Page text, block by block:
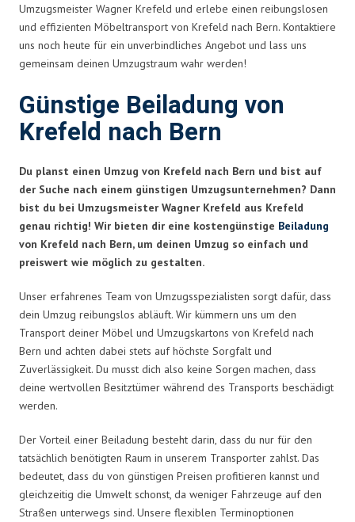
Umzugsmeister Wagner Krefeld und erlebe einen reibungslosen
und effizienten Möbeltransport von Krefeld nach Bern. Kontaktiere
uns noch heute für ein unverbindliches Angebot und lass uns
gemeinsam deinen Umzugstraum wahr werden!
Günstige Beiladung von
Krefeld nach Bern
Du planst einen Umzug von Krefeld nach Bern und bist auf
der Suche nach einem günstigen Umzugsunternehmen? Dann
bist du bei Umzugsmeister Wagner Krefeld aus Krefeld
genau richtig! Wir bieten dir eine kostengünstige Beiladung
von Krefeld nach Bern, um deinen Umzug so einfach und
preiswert wie möglich zu gestalten.
Unser erfahrenes Team von Umzugsspezialisten sorgt dafür, dass
dein Umzug reibungslos abläuft. Wir kümmern uns um den
Transport deiner Möbel und Umzugskartons von Krefeld nach
Bern und achten dabei stets auf höchste Sorgfalt und
Zuverlässigkeit. Du musst dich also keine Sorgen machen, dass
deine wertvollen Besitztümer während des Transports beschädigt
werden.
Der Vorteil einer Beiladung besteht darin, dass du nur für den
tatsächlich benötigten Raum in unserem Transporter zahlst. Das
bedeutet, dass du von günstigen Preisen profitieren kannst und
gleichzeitig die Umwelt schonst, da weniger Fahrzeuge auf den
Straßen unterwegs sind. Unsere flexiblen Terminoptionen